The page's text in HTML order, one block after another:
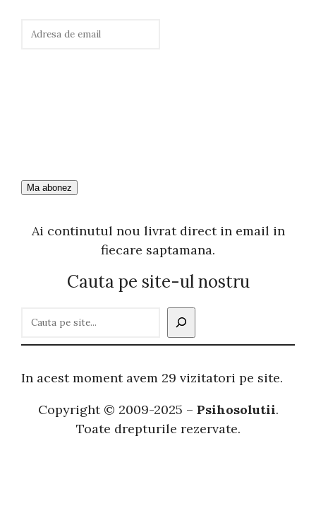
Ai continutul nou livrat direct in email in
fiecare saptamana.
Cauta pe site-ul nostru
t
In acest moment avem 29 vizitatori pe site.
Copyright © 2009-2025 – Psihosolutii.
Toate drepturile rezervate.